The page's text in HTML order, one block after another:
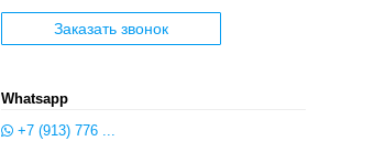
Заказать звонок
Whatsapp
+7 (913) 776 ...